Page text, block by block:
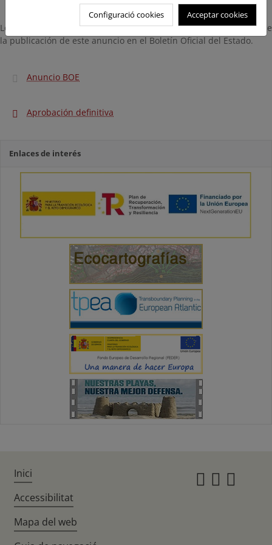
Los plazos serán contados desde el día siguiente a la práctica de
la publicación de este anuncio en el Boletín Oficial del Estado.
Anuncio BOE
Aprobación definitiva
Enlaces de interés
Configuració cookies Acceptar cookies
Inici
Accessibilitat
Mapa del web